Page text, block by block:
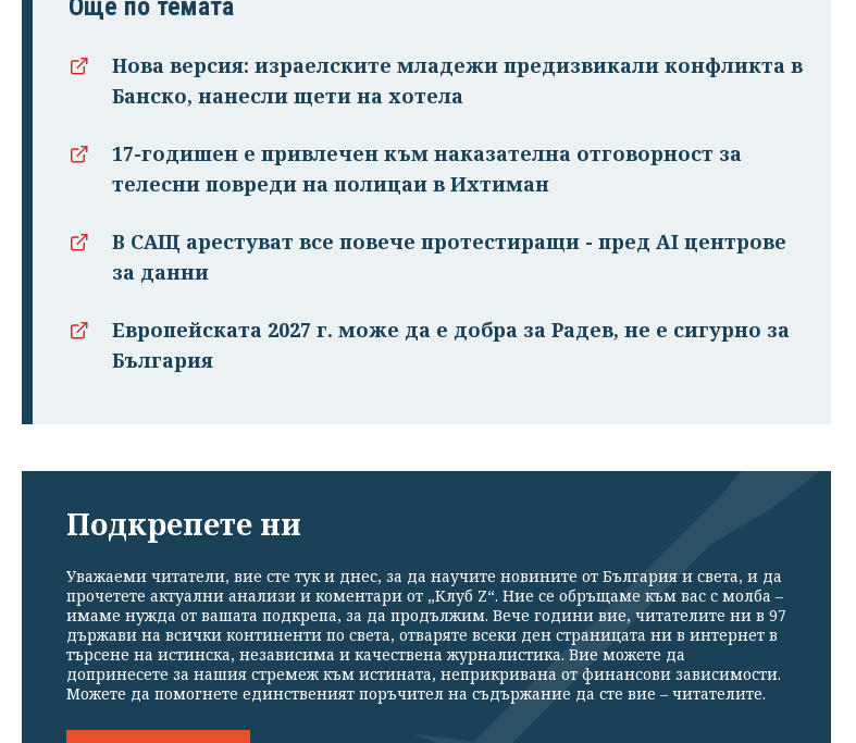
Още по темата
Нова версия: израелските младежи предизвикали конфликта в
Банско, нанесли щети на хотела
17-годишен е привлечен към наказателна отговорност за
телесни повреди на полицаи в Ихтиман
В САЩ арестуват все повече протестиращи - пред AI центрове
за данни
Европейската 2027 г. може да е добра за Радев, не е сигурно за
България
Подкрепете ни
Уважаеми читатели, вие сте тук и днес, за да научите новините от България и света, и да
прочетете актуални анализи и коментари от „Клуб Z“. Ние се обръщаме към вас с молба –
имаме нужда от вашата подкрепа, за да продължим. Вече години вие, читателите ни в 97
държави на всички континенти по света, отваряте всеки ден страницата ни в интернет в
търсене на истинска, независима и качествена журналистика. Вие можете да
допринесете за нашия стремеж към истината, неприкривана от финансови зависимости.
Можете да помогнете единственият поръчител на съдържание да сте вие – читателите.